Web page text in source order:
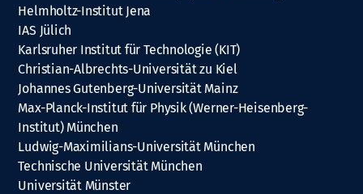
Helmholtz-Institut Jena
IAS Jülich
Karlsruher Institut für Technologie (KIT)
Christian-Albrechts-Universität zu Kiel
Johannes Gutenberg-Universität Mainz
Max-Planck-Institut für Physik (Werner-Heisenberg-
Institut) München
Ludwig-Maximilians-Universität München
Technische Universität München
Universität Münster